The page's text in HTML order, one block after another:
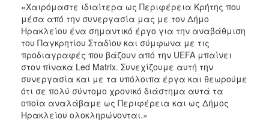
«Χαιρόμαστε ιδιαίτερα ως Περιφέρεια Κρήτης που
μέσα από την συνεργασία μας με τον Δήμο
Ηρακλείου ένα σημαντικό έργο για την αναβάθμιση
του Παγκρητίου Σταδίου και σύμφωνα με τις
προδιαγραφές που βάζουν από την UEFA μπαίνει
στον πίνακα Led Matrix. Συνεχίζουμε αυτή την
συνεργασία και με τα υπόλοιπα έργα και θεωρούμε
ότι σε πολύ σύντομο χρονικό διάστημα αυτά τα
οποία αναλάβαμε ως Περιφέρεια και ως Δήμος
Ηρακλείου ολοκληρώνονται.»